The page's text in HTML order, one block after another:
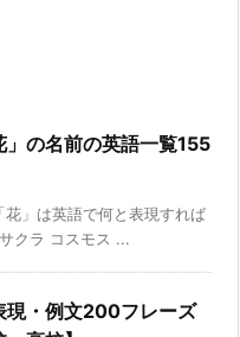
」の名前の英語一覧155
花」は英語で何と表現すれば
クラ コスモス ...
現・例文200フレーズ